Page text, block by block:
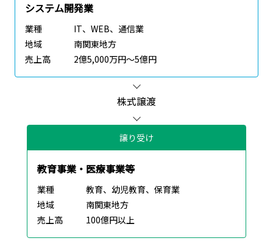
システム開発業
業種
IT、WEB、通信業
地域
南関東地方
売上高
2億5,000万円～5億円
株式譲渡
譲り受け
教育事業・医療事業等
業種
教育、幼児教育、保育業
地域
南関東地方
売上高
100億円以上